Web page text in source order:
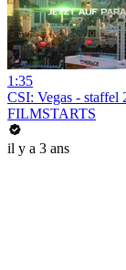
1:35
CSI: Vegas - staffel
FILMSTARTS
il y a 3 ans